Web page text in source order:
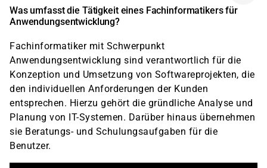
Was umfasst die Tätigkeit eines Fachinformatikers für
Anwendungsentwicklung?
Fachinformatiker mit Schwerpunkt
Anwendungsentwicklung sind verantwortlich für die
Konzeption und Umsetzung von Softwareprojekten, die
den individuellen Anforderungen der Kunden
entsprechen. Hierzu gehört die gründliche Analyse und
Planung von IT-Systemen. Darüber hinaus übernehmen
sie Beratungs- und Schulungsaufgaben für die
Benutzer.